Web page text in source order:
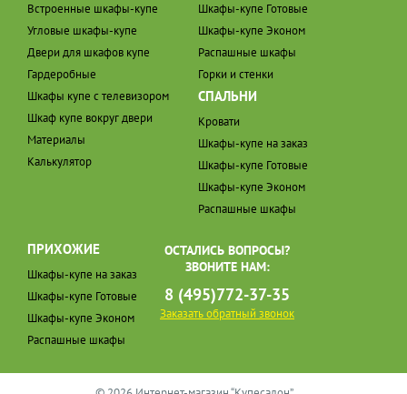
Встроенные шкафы-купе
Угловые шкафы-купе
Двери для шкафов купе
Гардеробные
Шкафы купе с телевизором
Шкаф купе вокруг двери
Материалы
Калькулятор
Шкафы-купе Готовые
Шкафы-купе Эконом
Распашные шкафы
Горки и стенки
СПАЛЬНИ
Кровати
Шкафы-купе на заказ
Шкафы-купе Готовые
Шкафы-купе Эконом
Распашные шкафы
ПРИХОЖИЕ
Шкафы-купе на заказ
Шкафы-купе Готовые
Шкафы-купе Эконом
Распашные шкафы
ОСТАЛИСЬ ВОПРОСЫ?
ЗВОНИТЕ НАМ:
8 (495)772-37-35
Заказать обратный звонок